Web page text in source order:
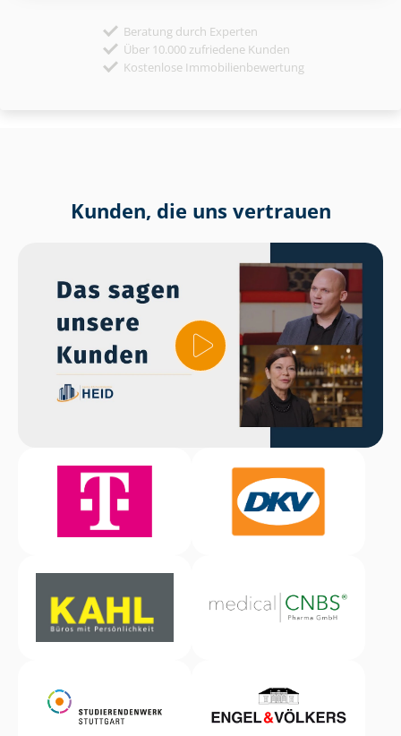
Beratung durch Experten
Über 10.000 zufriedene Kunden
Kostenlose Immobilienbewertung
Kunden, die uns vertrauen